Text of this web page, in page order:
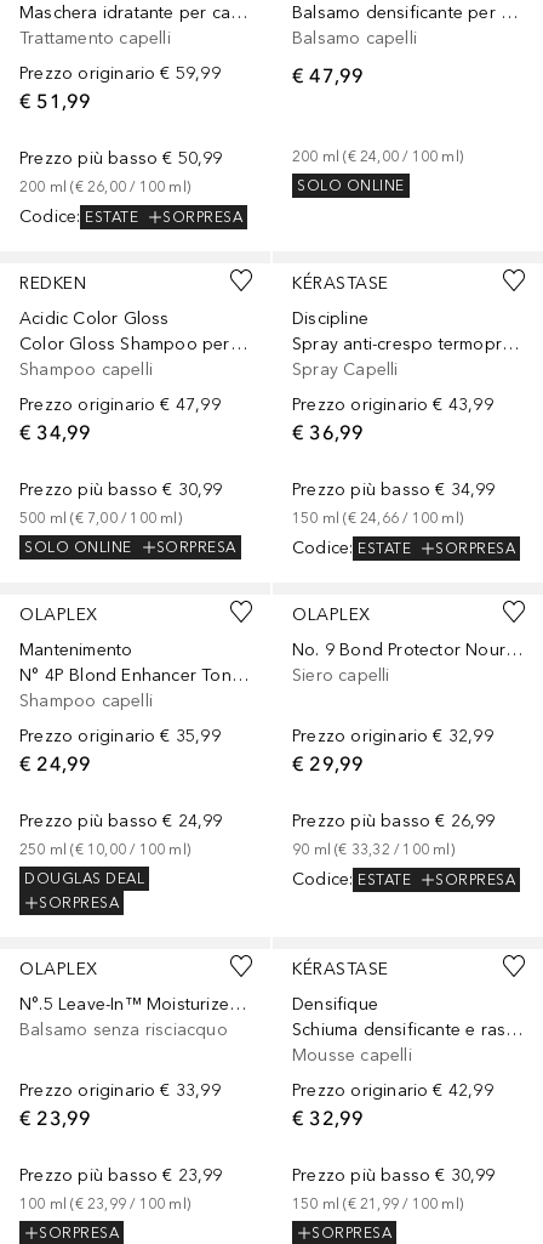
Maschera idratante per capelli crespi e indisciplinati
Trattamento capelli
Prezzo originario € 59,99
€ 51,99
Prezzo più basso € 50,99
200 ml (€ 26,00 / 100 ml )
Codice: ESTATE SORPRESA
Balsamo densificante per capelli sottili e diradati
Balsamo capelli
€ 47,99
200 ml (€ 24,00 / 100 ml )
SOLO ONLINE
REDKEN
Acidic Color Gloss
Color Gloss Shampoo per capelli colorati
Shampoo capelli
Prezzo originario € 47,99
€ 34,99
Prezzo più basso € 30,99
500 ml (€ 7,00 / 100 ml )
SOLO ONLINE
SORPRESA
KÉRASTASE
Discipline
Spray anti-crespo termoprotettore per donare lucentezza e proteggere i capelli dall'umidità
Spray Capelli
Prezzo originario € 43,99
€ 36,99
Prezzo più basso € 34,99
150 ml (€ 24,66 / 100 ml )
Codice: ESTATE SORPRESA
OLAPLEX
Mantenimento
N° 4P Blond Enhancer Toning Shampoo
Shampoo capelli
Prezzo originario € 35,99
€ 24,99
Prezzo più basso € 24,99
250 ml (€ 10,00 / 100 ml )
DOUGLAS DEAL
SORPRESA
OLAPLEX
No. 9 Bond Protector Nourishing Hair Serum
Siero capelli
Prezzo originario € 32,99
€ 29,99
Prezzo più basso € 26,99
90 ml (€ 33,32 / 100 ml )
Codice: ESTATE SORPRESA
OLAPLEX
N°.5 Leave-In™ Moisturize & Mend Leave in Conditioner
Balsamo senza risciacquo
Prezzo originario € 33,99
€ 23,99
Prezzo più basso € 23,99
100 ml (€ 23,99 / 100 ml )
SORPRESA
KÉRASTASE
Densifique
Schiuma densificante e rassodante per capelli sottili
Mousse capelli
Prezzo originario € 42,99
€ 32,99
Prezzo più basso € 30,99
150 ml (€ 21,99 / 100 ml )
SORPRESA